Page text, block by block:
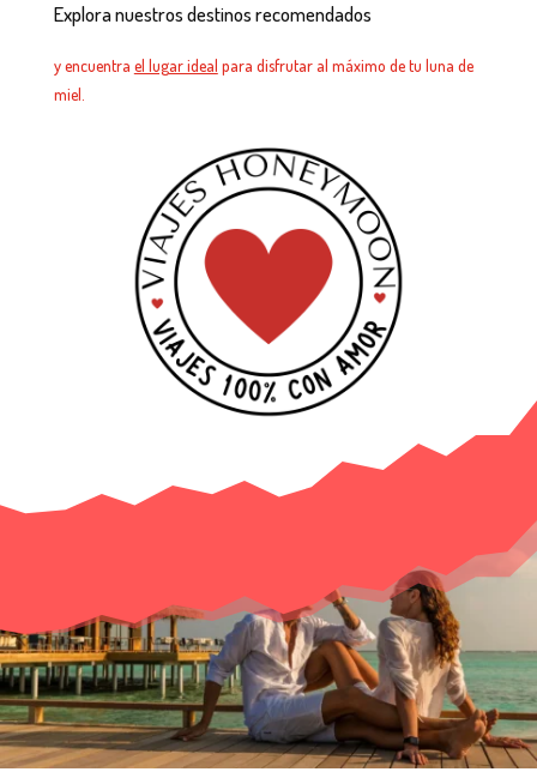
Explora nuestros destinos recomendados
y encuentra el lugar ideal para disfrutar al máximo de tu luna de
miel.